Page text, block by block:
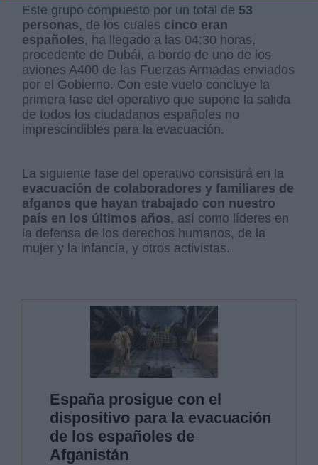
Este grupo compuesto por un total de 53
personas, de los cuales cinco eran
españoles, ha llegado a las 04:30 horas,
procedente de Dubái, a bordo de uno de los
aviones A400 de las Fuerzas Armadas enviados
por el Gobierno. Con este vuelo concluye la
primera fase del operativo que supone la salida
de todos los ciudadanos españoles no
imprescindibles para la evacuación.
La siguiente fase del operativo consistirá en la
evacuación de colaboradores y familiares de
afganos que hayan trabajado con nuestro
país en los últimos años, así como líderes en
la defensa de los derechos humanos, de la
mujer y la infancia, y otros activistas.
España prosigue con el
dispositivo para la evacuación
de los españoles de
Afganistán